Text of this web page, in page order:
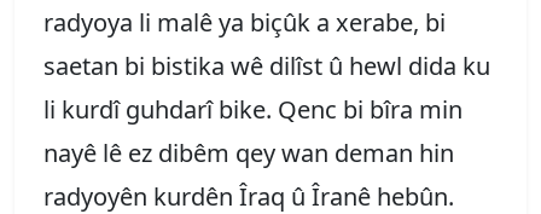
radyoya li malê ya biçûk a xerabe, bi
saetan bi bistika wê dilîst û hewl dida ku
li kurdî guhdarî bike. Qenc bi bîra min
nayê lê ez dibêm qey wan deman hin
radyoyên kurdên Îraq û Îranê hebûn.